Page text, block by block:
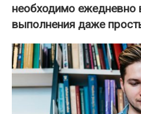
необходимо ежедневно
выполнения даже